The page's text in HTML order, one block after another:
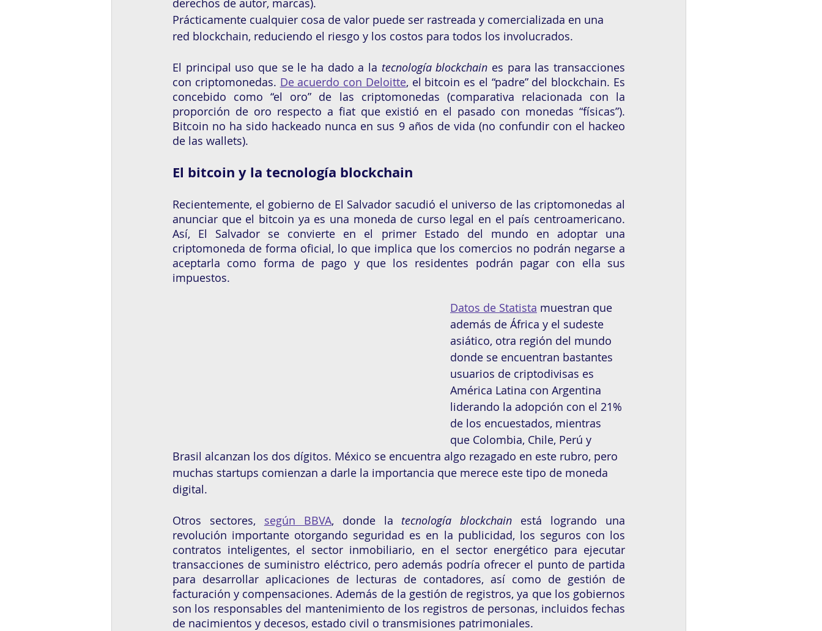
Prácticamente cualquier cosa de valor puede ser rastreada y comercializada en una
red blockchain, reduciendo el riesgo y los costos para todos los involucrados.
El principal uso que se le ha dado a la tecnología blockchain es para las transacciones
con criptomonedas. De acuerdo con Deloitte, el bitcoin es el “padre” del blockchain. Es
concebido como “el oro” de las criptomonedas (comparativa relacionada con la
proporción de oro respecto a fiat que existió en el pasado con monedas “físicas”).
Bitcoin no ha sido hackeado nunca en sus 9 años de vida (no confundir con el hackeo
de las wallets).
El bitcoin y la tecnología blockchain
Recientemente, el gobierno de El Salvador sacudió el universo de las criptomonedas al
anunciar que el bitcoin ya es una moneda de curso legal en el país centroamericano.
Así, El Salvador se convierte en el primer Estado del mundo en adoptar una
criptomoneda de forma oficial, lo que implica que los comercios no podrán negarse a
aceptarla como forma de pago y que los residentes podrán pagar con ella sus
impuestos.
Datos de Statista muestran que
además de África y el sudeste
asiático, otra región del mundo
donde se encuentran bastantes
usuarios de criptodivisas es
América Latina con Argentina
liderando la adopción con el 21%
de los encuestados, mientras
que Colombia, Chile, Perú y
Brasil alcanzan los dos dígitos. México se encuentra algo rezagado en este rubro, pero
muchas startups comienzan a darle la importancia que merece este tipo de moneda
digital.
Otros sectores, según BBVA, donde la tecnología blockchain está logrando una
revolución importante otorgando seguridad es en la publicidad, los seguros con los
contratos inteligentes, el sector inmobiliario, en el sector energético para ejecutar
transacciones de suministro eléctrico, pero además podría ofrecer el punto de partida
para desarrollar aplicaciones de lecturas de contadores, así como de gestión de
facturación y compensaciones. Además de la gestión de registros, ya que los gobiernos
son los responsables del mantenimiento de los registros de personas, incluidos fechas
de nacimientos y decesos, estado civil o transmisiones patrimoniales.